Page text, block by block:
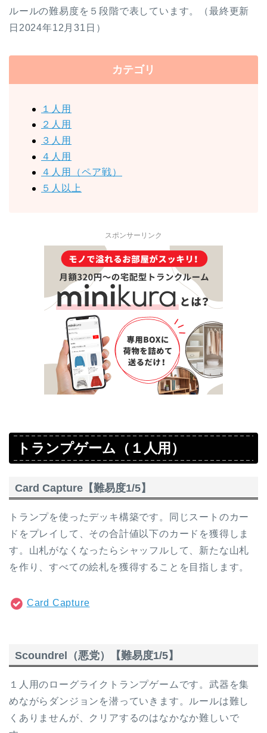
ルールの難易度を５段階で表しています。（最終更新
日2024年12月31日）
カテゴリ
１人用
２人用
３人用
４人用
４人用（ペア戦）
５人以上
スポンサーリンク
トランプゲーム（１人用）
Card Capture【難易度1/5】
トランプを使ったデッキ構築です。同じスートのカー
ドをプレイして、その合計値以下のカードを獲得しま
す。山札がなくなったらシャッフルして、新たな山札
を作り、すべての絵札を獲得することを目指します。
Card Capture
Scoundrel（悪党）【難易度1/5】
１人用のローグライクトランプゲームです。武器を集
めながらダンジョンを潜っていきます。ルールは難し
くありませんが、クリアするのはなかなか難しいで